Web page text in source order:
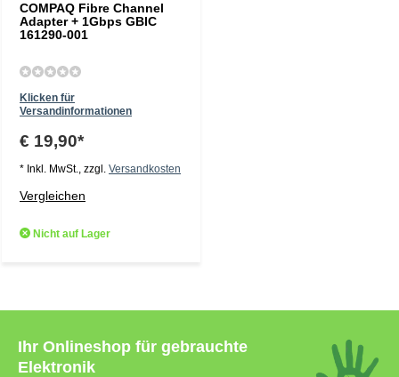
COMPAQ Fibre Channel
Adapter + 1Gbps GBIC
161290-001
Klicken für
Versandinformationen
€ 19,90*
* Inkl. MwSt., zzgl. Versandkosten
Vergleichen
Nicht auf Lager
Ihr Onlineshop für gebrauchte
Elektronik